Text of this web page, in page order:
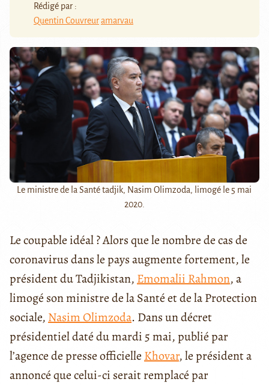
Rédigé par :
Quentin Couvreuramarvau
Le ministre de la Santé tadjik, Nasim Olimzoda, limogé le 5 mai
2020.
Le coupable idéal ? Alors que le nombre de cas de
coronavirus dans le pays augmente fortement, le
président du Tadjikistan, Emomalii Rahmon, a
limogé son ministre de la Santé et de la Protection
sociale, Nasim Olimzoda. Dans un décret
présidentiel daté du mardi 5 mai, publié par
l’agence de presse officielle Khovar, le président a
annoncé que celui-ci serait remplacé par